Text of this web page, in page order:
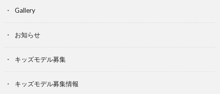
Gallery
お知らせ
キッズモデル募集
キッズモデル募集情報